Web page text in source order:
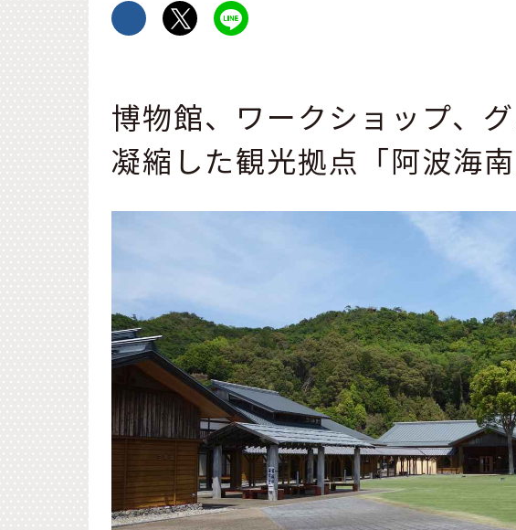
博物館、ワークショップ、
凝縮した観光拠点「阿波海南